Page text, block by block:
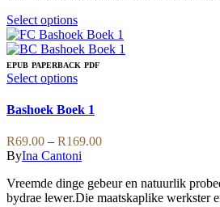
Select optionsThis
product
has
multiple
variants.
options
be
chosen
on
the
product
EPUB PAPERBACK PDF
Select optionsThis
has
variants.
The
options
may
be
Bashoek Boek 1
R69.00 – R169.00Price
through
R169.00
ByIna Cantoni
Vreemde dinge gebeur en natuurlik
bydrae lewer.Die maatskaplike werkster